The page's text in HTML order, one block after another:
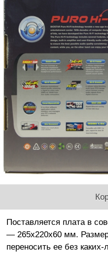
Поставляется плата в
— 265x220x60 мм.
переносить ее без каких-